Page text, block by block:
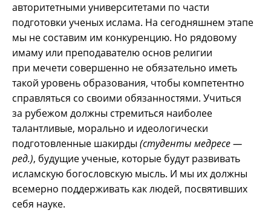
авторитетными университетами по части
подготовки ученых ислама. На сегодняшнем этапе
мы не составим им конкуренцию. Но рядовому
имаму или преподавателю основ религии
при мечети совершенно не обязательно иметь
такой уровень образования, чтобы компетентно
справляться со своими обязанностями. Учиться
за рубежом должны стремиться наиболее
талантливые, морально и идеологически
подготовленные шакирды (студенты медресе —
ред.), будущие ученые, которые будут развивать
исламскую богословскую мысль. И мы их должны
всемерно поддерживать как людей, посвятивших
себя науке.